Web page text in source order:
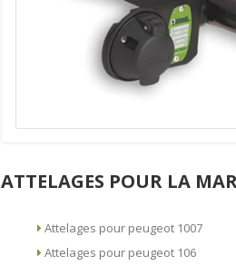
ATTELAGES POUR LA
Attelages pour peugeot 1007
Attelages pour peugeot 106